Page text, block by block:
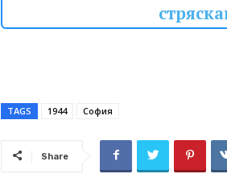
TAGS 1944 София
Share